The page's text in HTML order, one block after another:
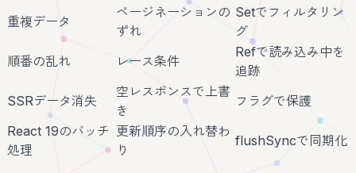
重複データ
ページネーションの
ずれ
Setでフィルタリン
グ
順番の乱れ
レース条件
Refで読み込み中を
追跡
SSRデータ消失
空レスポンスで上書
き
フラグで保護
React 19のバッチ
処理
更新順序の入れ替わ
り
flushSyncで同期化